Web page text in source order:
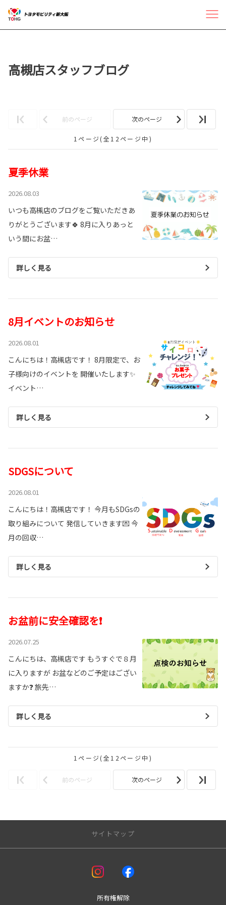
高槻店スタッフブログ
前のページ 次のページ
1ページ(全12ページ中)
夏季休業
2026.08.03
いつも高槻店のブログをご覧いただきあ
りがとうございます🍀 8月に入りあっと
いう間にお盆…
詳しく見る
8月イベントのお知らせ
2026.08.01
こんにちは！高槻店です！ 8月限定で、お
子様向けのイベントを 開催いたします✨
イベント…
詳しく見る
SDGSについて
2026.08.01
こんにちは！高槻店です！ 今月もSDGsの
取り組みについて 発信していきます💌 今
月の回収…
詳しく見る
お盆前に安全確認を❗
2026.07.25
こんにちは、高槻店です もうすぐで８月
に入りますが お盆などのご予定はござい
ますか❓ 旅先…
詳しく見る
1ページ(全12ページ中)
前のページ 次のページ
サイトマップ
所有権解除